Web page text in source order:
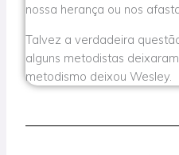
nossa herança ou nos
Talvez a verdadeira
alguns metodistas
metodismo deixou Wesley.